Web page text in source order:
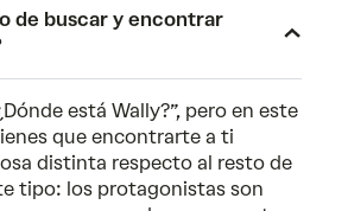
de buscar y encontrar
está Wally?”, pero en este
que encontrarte a ti
distinta respecto al resto de
tipo: los protagonistas son